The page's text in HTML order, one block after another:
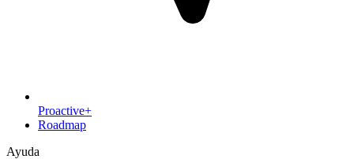
Proactive+
Roadmap
Ayuda